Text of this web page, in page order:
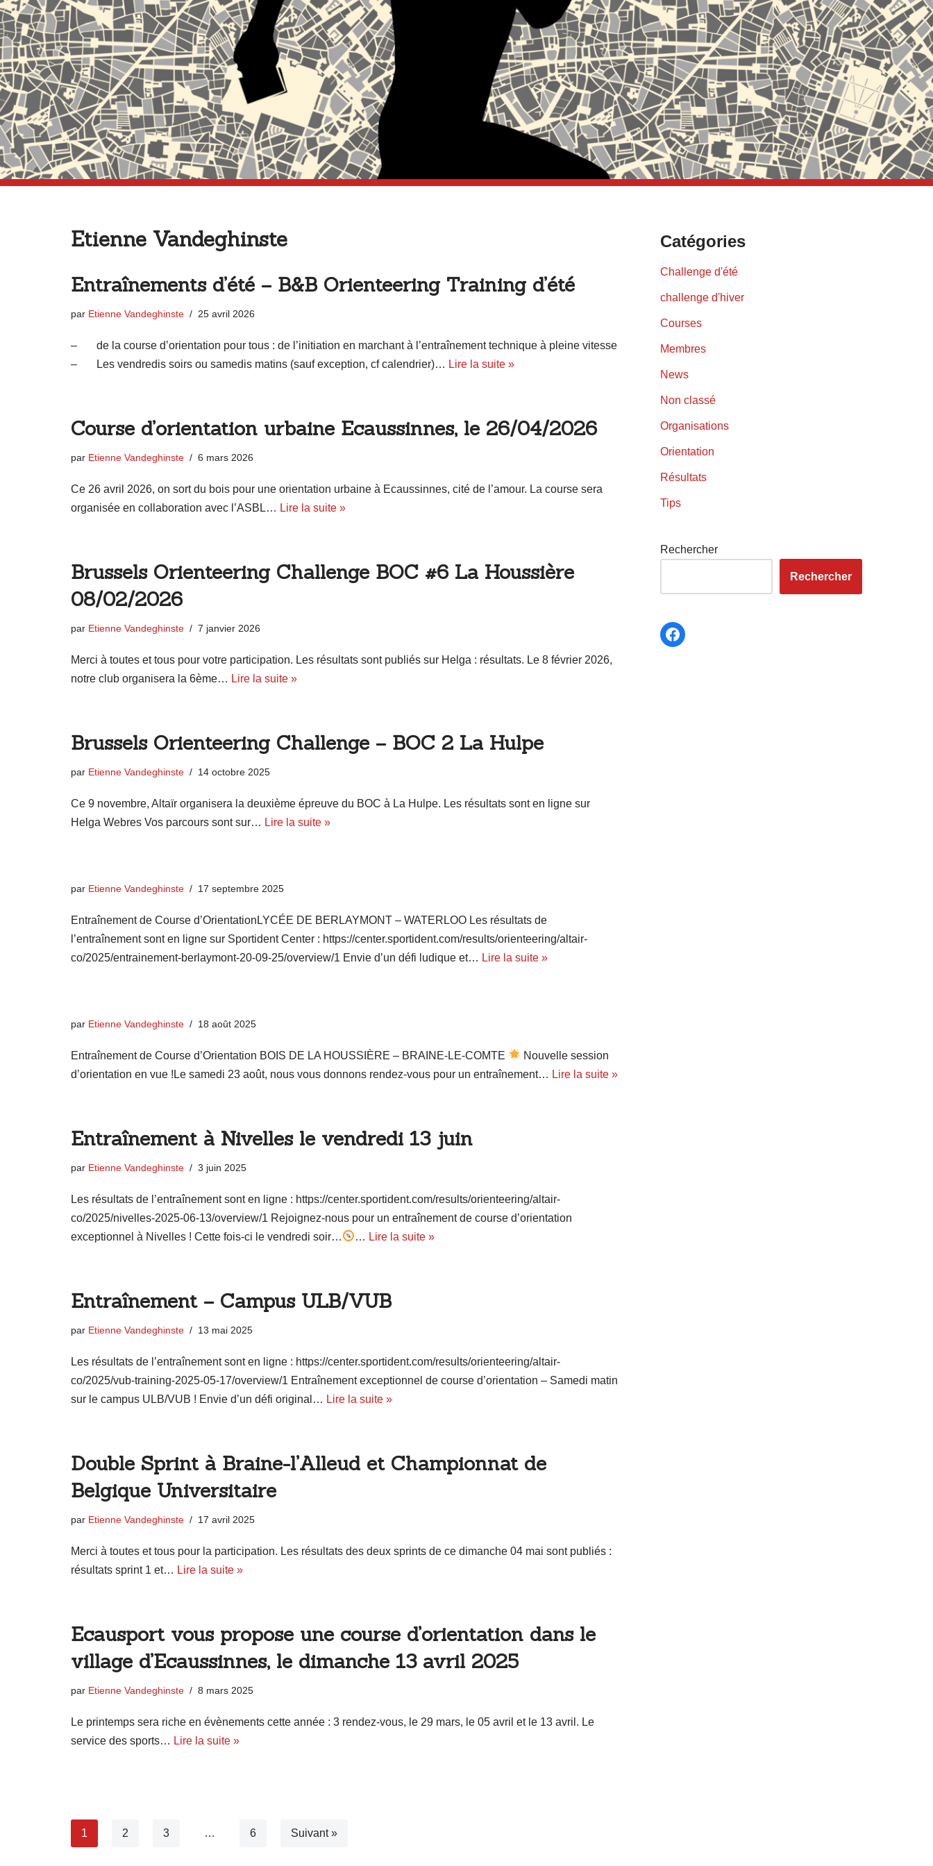
Etienne Vandeghinste
Entraînements d’été – B&B Orienteering Training d’été
par Etienne Vandeghinste 25 avril 2026
– de la course d’orientation pour tous : de l’initiation en marchant à l’entraînement technique à pleine vitesse
– Les vendredis soirs ou samedis matins (sauf exception, cf calendrier)… Lire la suite »
Course d’orientation urbaine Ecaussinnes, le 26/04/2026
par Etienne Vandeghinste 6 mars 2026
Ce 26 avril 2026, on sort du bois pour une orientation urbaine à Ecaussinnes, cité de l’amour. La course sera
organisée en collaboration avec l’ASBL… Lire la suite »
Brussels Orienteering Challenge BOC #6 La Houssière
08/02/2026
par Etienne Vandeghinste 7 janvier 2026
Merci à toutes et tous pour votre participation. Les résultats sont publiés sur Helga : résultats. Le 8 février 2026,
notre club organisera la 6ème… Lire la suite »
Brussels Orienteering Challenge – BOC 2 La Hulpe
par Etienne Vandeghinste 14 octobre 2025
Ce 9 novembre, Altaïr organisera la deuxième épreuve du BOC à La Hulpe. Les résultats sont en ligne sur
Helga Webres Vos parcours sont sur… Lire la suite »
par Etienne Vandeghinste 17 septembre 2025
Entraînement de Course d’OrientationLYCÉE DE BERLAYMONT – WATERLOO Les résultats de
l’entraînement sont en ligne sur Sportident Center : https://center.sportident.com/results/orienteering/altair-
co/2025/entrainement-berlaymont-20-09-25/overview/1 Envie d’un défi ludique et… Lire la suite »
par Etienne Vandeghinste 18 août 2025
Entraînement de Course d’Orientation BOIS DE LA HOUSSIÈRE – BRAINE-LE-COMTE
Nouvelle session
d’orientation en vue !Le samedi 23 août, nous vous donnons rendez-vous pour un entraînement… Lire la suite »
Entraînement à Nivelles le vendredi 13 juin
par Etienne Vandeghinste 3 juin 2025
Les résultats de l’entraînement sont en ligne : https://center.sportident.com/results/orienteering/altair-
co/2025/nivelles-2025-06-13/overview/1 Rejoignez-nous pour un entraînement de course d’orientation
exceptionnel à Nivelles ! Cette fois-ci le vendredi soir…
… Lire la suite »
Entraînement – Campus ULB/VUB
par Etienne Vandeghinste 13 mai 2025
Les résultats de l’entraînement sont en ligne : https://center.sportident.com/results/orienteering/altair-
co/2025/vub-training-2025-05-17/overview/1 Entraînement exceptionnel de course d’orientation – Samedi matin
sur le campus ULB/VUB ! Envie d’un défi original… Lire la suite »
Double Sprint à Braine-l’Alleud et Championnat de
Belgique Universitaire
par Etienne Vandeghinste 17 avril 2025
Merci à toutes et tous pour la participation. Les résultats des deux sprints de ce dimanche 04 mai sont publiés :
résultats sprint 1 et… Lire la suite »
Ecausport vous propose une course d’orientation dans le
village d’Ecaussinnes, le dimanche 13 avril 2025
par Etienne Vandeghinste 8 mars 2025
Le printemps sera riche en évènements cette année : 3 rendez-vous, le 29 mars, le 05 avril et le 13 avril. Le
service des sports… Lire la suite »
1 2 3 … 6 Suivant »
Catégories
Challenge d'été
challenge d'hiver
Courses
Membres
News
Non classé
Organisations
Orientation
Résultats
Tips
Rechercher
Rechercher